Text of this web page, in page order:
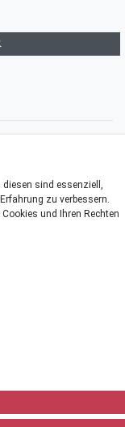
Vertrag widerrufen
diesen sind essenziell,
zu verbessern.
und Ihren Rechten